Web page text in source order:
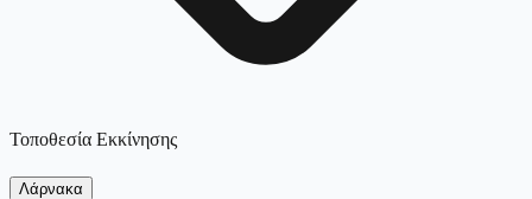
Τοποθεσία Εκκίνησης
Λάρνακα